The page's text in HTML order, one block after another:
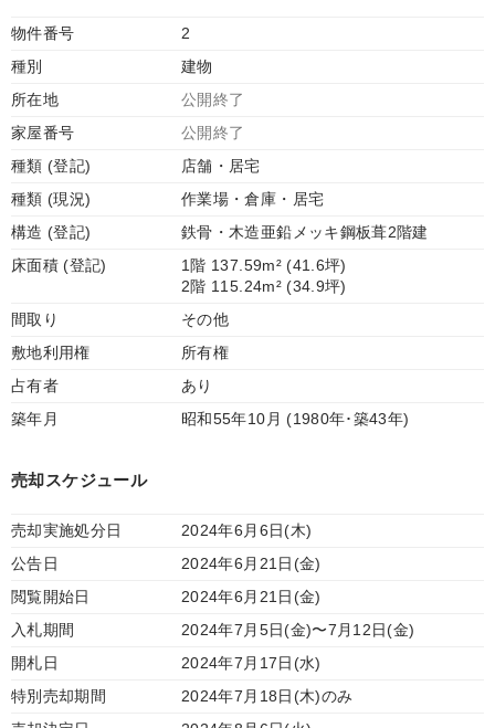
物件番号
2
種別
建物
所在地
公開終了
家屋番号
公開終了
種類 (登記)
店舗・居宅
種類 (現況)
作業場・倉庫・居宅
構造 (登記)
鉄骨・木造亜鉛メッキ鋼板葺2階建
床面積 (登記)
1階 137.59m² (41.6坪)
2階 115.24m² (34.9坪)
間取り
その他
敷地利用権
所有権
占有者
あり
築年月
昭和55年10月 (1980年･築43年)
売却スケジュール
売却実施処分日
2024年6月6日(木)
公告日
2024年6月21日(金)
閲覧開始日
2024年6月21日(金)
入札期間
2024年7月5日(金)〜7月12日(金)
開札日
2024年7月17日(水)
特別売却期間
2024年7月18日(木)のみ